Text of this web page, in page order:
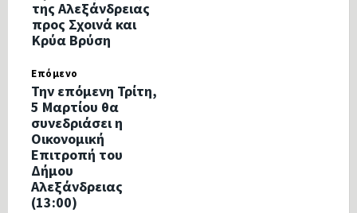
της Αλεξάνδρειας
προς Σχοινά και
Κρύα Βρύση
Επόμενο
Την επόμενη Τρίτη,
5 Μαρτίου θα
συνεδριάσει η
Οικονομική
Επιτροπή του
Δήμου
Αλεξάνδρειας
(13:00)